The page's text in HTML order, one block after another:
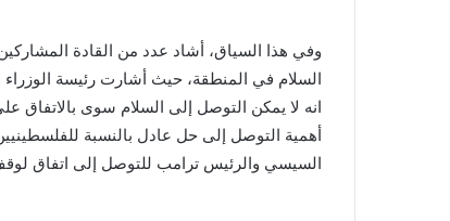
وفي هذا السياق، أشاد عدد من القادة
السلام في المنطقة، حيث أشارت رئيسة
انه لا يمكن التوصل إلى السلام سوى بالاتفاق
أهمية التوصل إلى حل عادل بالنسبة
السيسي والرئيس ترامب للتوصل إلى اتفاق